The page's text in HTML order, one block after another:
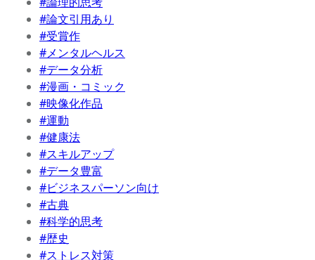
#論文引用あり
#受賞作
#メンタルヘルス
#データ分析
#漫画・コミック
#映像化作品
#運動
#健康法
#スキルアップ
#データ豊富
#ビジネスパーソン向け
#古典
#科学的思考
#歴史
#ストレス対策